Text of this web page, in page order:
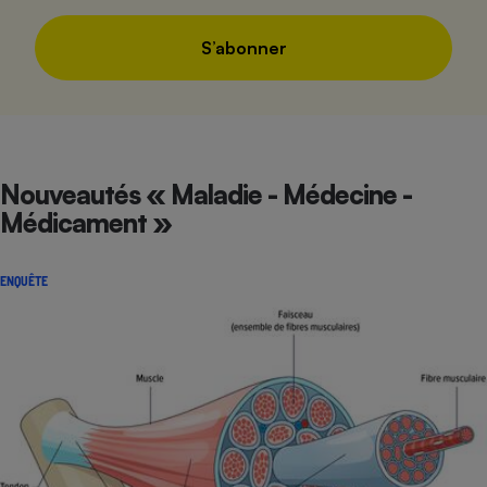
S’abonner
Nouveautés « Maladie - Médecine -
Médicament »
ENQUÊTE